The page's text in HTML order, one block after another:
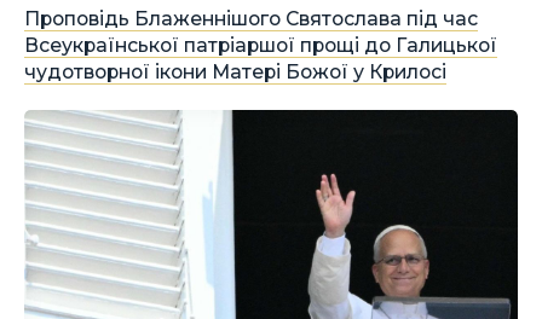
Проповідь Блаженнішого Святослава під час
Всеукраїнської патріаршої прощі до Галицької
чудотворної ікони Матері Божої у Крилосі